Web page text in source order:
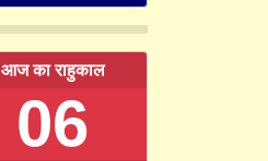
आज का राहुकाल
06